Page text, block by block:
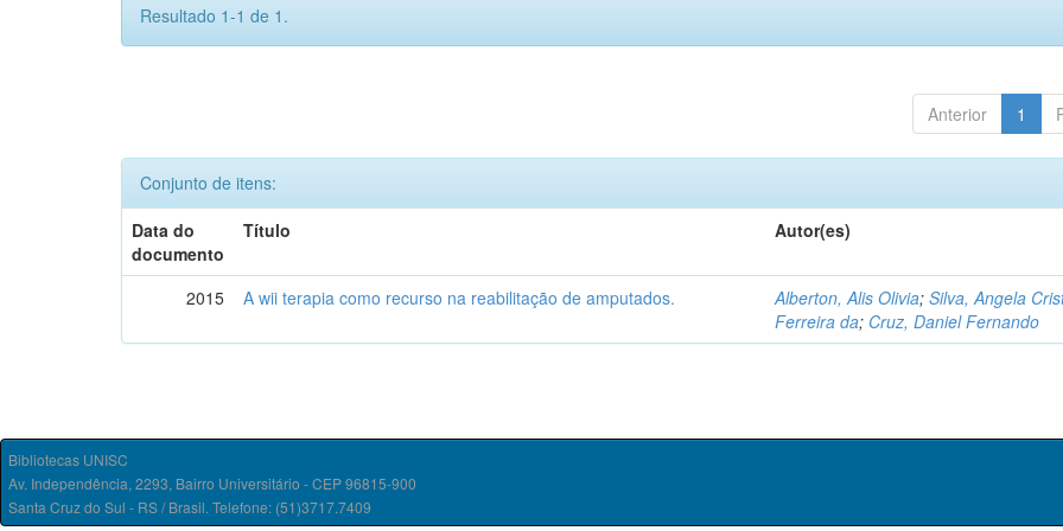
Resultado 1-1 de 1.
Anterior 1
Conjunto de itens:
Data do
documento
Título Autor(es)
2015 A wii terapia como recurso na reabilitação de amputados. Alberton, Alis Olivia;Silva, Angela
Ferreira da; Cruz, Daniel Fernando
Bibliotecas UNISC
Av. Independência, 2293, Bairro Universitário - CEP 96815-900
Santa Cruz do Sul - RS / Brasil. Telefone: (51)3717.7409